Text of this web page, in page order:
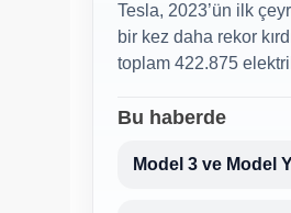
Tesla, 2023’ün ilk
bir kez daha rekor
toplam 422.875
Bu haberde
Model 3 ve Model